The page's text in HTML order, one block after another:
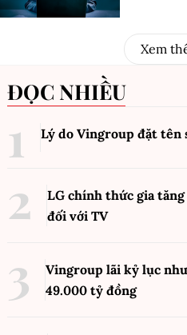
Xem
ĐỌC NHIỀU
Lý do Vingroup đặt tên
LG chính thức gia
đối với TV
Vingroup lãi kỷ lục
49.000 tỷ đồng